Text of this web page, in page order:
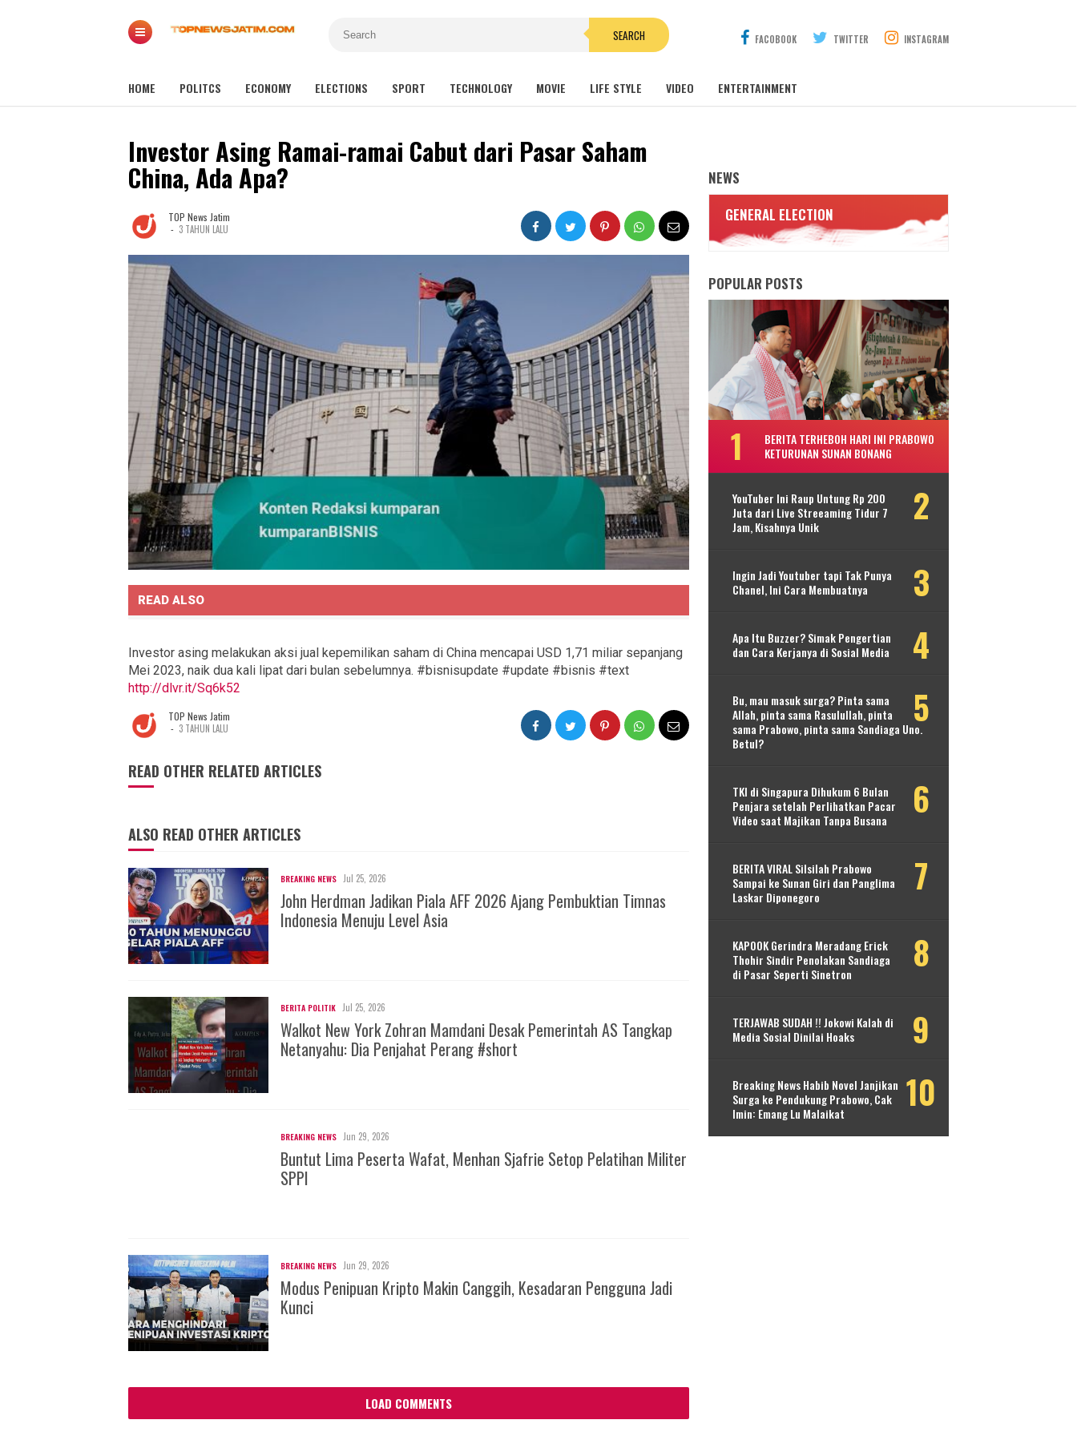
SEARCH FACOBOOK TWITTER INSTAGRAM
HOME POLITCS ECONOMY ELECTIONS SPORT TECHNOLOGY MOVIE LIFE STYLE VIDEO ENTERTAINMENT
Investor Asing Ramai-ramai Cabut dari Pasar Saham
China, Ada Apa?
TOP News Jatim
- 3 TAHUN LALU
READ ALSO
Investor asing melakukan aksi jual kepemilikan saham di China mencapai USD 1,71 miliar sepanjang
Mei 2023, naik dua kali lipat dari bulan sebelumnya. #bisnisupdate #update #bisnis #text
http://dlvr.it/Sq6k52
TOP News Jatim
- 3 TAHUN LALU
READ OTHER RELATED ARTICLES
ALSO READ OTHER ARTICLES
BREAKING NEWS Jul 25, 2026
John Herdman Jadikan Piala AFF 2026 Ajang Pembuktian Timnas
Indonesia Menuju Level Asia
BERITA POLITIK Jul 25, 2026
Walkot New York Zohran Mamdani Desak Pemerintah AS Tangkap
Netanyahu: Dia Penjahat Perang #short
BREAKING NEWS Jun 29, 2026
Buntut Lima Peserta Wafat, Menhan Sjafrie Setop Pelatihan Militer
SPPI
BREAKING NEWS Jun 29, 2026
Modus Penipuan Kripto Makin Canggih, Kesadaran Pengguna Jadi
Kunci
LOAD COMMENTS
NEWS
GENERAL ELECTION
POPULAR POSTS
BERITA TERHEBOH HARI INI PRABOWO
KETURUNAN SUNAN BONANG
YouTuber Ini Raup Untung Rp 200
Juta dari Live Streeaming Tidur 7
Jam, Kisahnya Unik
Ingin Jadi Youtuber tapi Tak Punya
Chanel, Ini Cara Membuatnya
Apa Itu Buzzer? Simak Pengertian
dan Cara Kerjanya di Sosial Media
Bu, mau masuk surga? Pinta sama
Allah, pinta sama Rasulullah, pinta
sama Prabowo, pinta sama Sandiaga Uno.
Betul?
TKI di Singapura Dihukum 6 Bulan
Penjara setelah Perlihatkan Pacar
Video saat Majikan Tanpa Busana
BERITA VIRAL Silsilah Prabowo
Sampai ke Sunan Giri dan Panglima
Laskar Diponegoro
KAPOOK Gerindra Meradang Erick
Thohir Sindir Penolakan Sandiaga
di Pasar Seperti Sinetron
TERJAWAB SUDAH !! Jokowi Kalah di
Media Sosial Dinilai Hoaks
Breaking News Habib Novel Janjikan
Surga ke Pendukung Prabowo, Cak
Imin: Emang Lu Malaikat